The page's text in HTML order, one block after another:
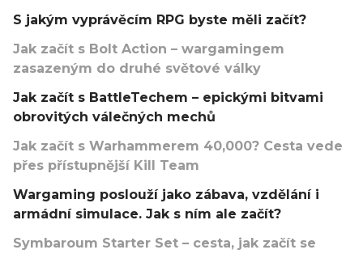
S jakým vyprávěcím RPG byste měli začít?
Jak začít s Bolt Action – wargamingem
zasazeným do druhé světové války
Jak začít s BattleTechem – epickými bitvami
obrovitých válečných mechů
Jak začít s Warhammerem 40,000? Cesta vede
přes přístupnější Kill Team
Wargaming poslouží jako zábava, vzdělání i
armádní simulace. Jak s ním ale začít?
Symbaroum Starter Set – cesta, jak začít se